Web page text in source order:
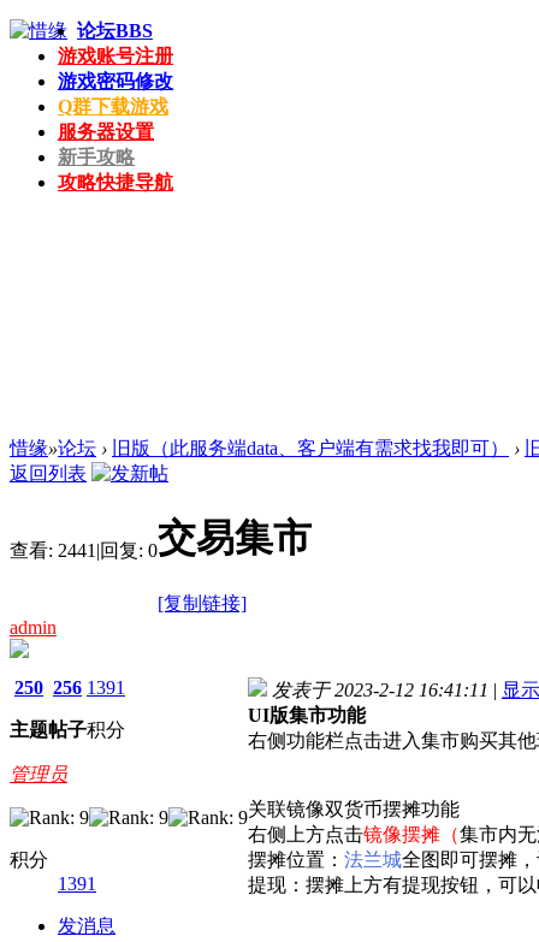
论坛BBS
游戏账号注册
游戏密码修改
Q群下载游戏
服务器设置
新手攻略
攻略快捷导航
惜缘»论坛 › 旧版（此服务端data、客户端有需求找我即可） ›
返回列表
查看: 2441 |回复: 0交易集市
[复制链接]
admin
250
主题
256
帖子
1391
积分
管理员
积分
1391
发消息
发表于 2023-2-12 16:41:11 | 显
UI版集市功能
右侧功能栏点击进入集市购买其
关联镜像双货币摆摊功能
右侧上方点击镜像摆摊（集市内
摆摊位置： 法兰城全图即可摆摊
提现：摆摊上方有提现按钮，可